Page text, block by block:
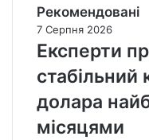
Рекомендовані
7 Серпня 2026
Експерти
стабільний
долара
місяцями